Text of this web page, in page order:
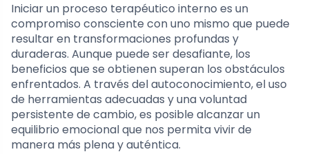
Iniciar un proceso terapéutico interno es un
compromiso consciente con uno mismo que puede
resultar en transformaciones profundas y
duraderas. Aunque puede ser desafiante, los
beneficios que se obtienen superan los obstáculos
enfrentados. A través del autoconocimiento, el uso
de herramientas adecuadas y una voluntad
persistente de cambio, es posible alcanzar un
equilibrio emocional que nos permita vivir de
manera más plena y auténtica.